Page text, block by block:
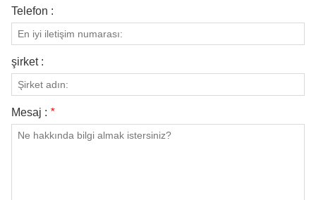
Telefon :
şirket :
Mesaj : *